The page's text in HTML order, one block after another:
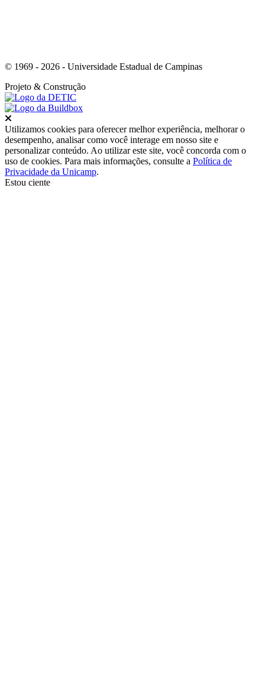
© 1969 - 2026 - Universidade Estadual de Campinas
Projeto & Construção
Utilizamos cookies para oferecer melhor experiência, melhorar o
desempenho, analisar como você interage em nosso site e
personalizar conteúdo. Ao utilizar este site, você concorda com o
uso de cookies. Para mais informações, consulte a Política de
Privacidade da Unicamp.
Estou ciente